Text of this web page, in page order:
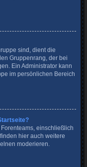
sind, dient die
Gruppenrang, der bei
Ein Administrator kann
im persönlichen Bereich
einschließlich
hier auch weitere
moderieren.